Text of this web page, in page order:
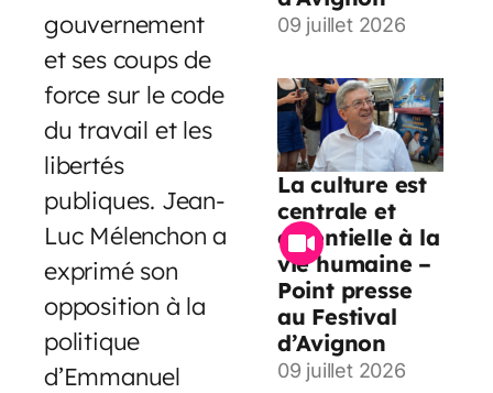
gouvernement
et ses coups de
force sur le code
du travail et les
libertés
publiques. Jean-
Luc Mélenchon a
exprimé son
opposition à la
politique
d’Emmanuel
09 juillet 2026
La culture est
centrale et
essentielle à la
vie humaine –
Point presse
au Festival
d’Avignon
09 juillet 2026